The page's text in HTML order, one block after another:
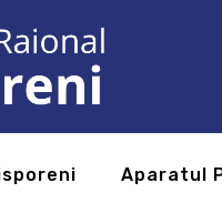
Aparatul